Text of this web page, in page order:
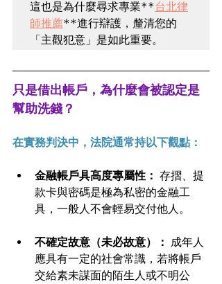
這也是為什麼尋求專業**台北律
師推薦**進行辯護，釐清您的
「主觀犯意」是如此重要。
只是借出帳戶，為什麼會被認定是
幫助洗錢？
在實務判決中，法院通常持以下觀點：
金融帳戶具高度專屬性： 存摺、提
款卡與密碼是極為私密的金融工
具，一般人不會輕易交付他人。
不確定故意（未必故意）： 成年人
應具有一定的社會常識，若將帳戶
交給素未謀面的陌生人或不明公